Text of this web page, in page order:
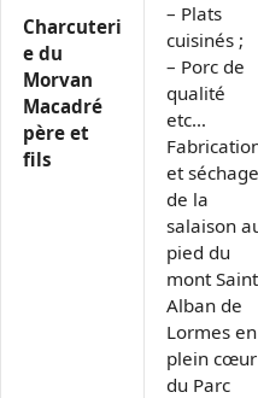
Charcuteri
e du
Morvan
Macadré
père et
fils
– Plats
cuisinés ;
– Porc de
qualité
etc…
et séchage
de la
salaison
pied du
mont Saint
Alban de
Lormes en
plein cœur
du Parc